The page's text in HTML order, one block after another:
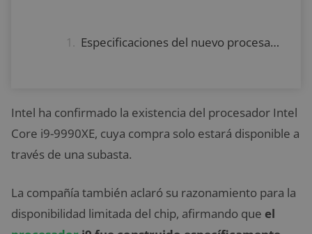
Especificaciones del nuevo procesador i9 de Intel
Intel ha confirmado la existencia del procesador Intel
Core i9-9990XE, cuya compra solo estará disponible a
través de una subasta.
La compañía también aclaró su razonamiento para la
disponibilidad limitada del chip, afirmando que el